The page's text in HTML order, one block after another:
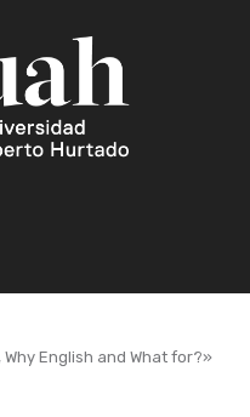
English and What for?»